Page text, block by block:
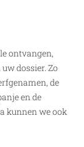
ontvangen,
dossier. Zo
de
en de
kunnen we ook